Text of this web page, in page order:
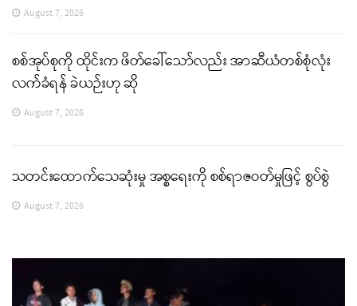
August 7, 2026
စစ်အုပ်စုကို ထိုင်းက ဖိတ်ခေါ်သော်လည်း အာဆီယံတစ်စုံလုံး
လက်ခံရန် ခဲယဉ်းဟု ဆို
August 7, 2026
သတင်းထောက်သေဆုံးမှု အစ္စရေးကို စစ်ရာဇဝတ်မှုဖြင့် စွပ်စွဲ
August 7, 2026